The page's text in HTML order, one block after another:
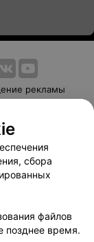
рекламы
оплаты
сбора
файлов
позднее время.